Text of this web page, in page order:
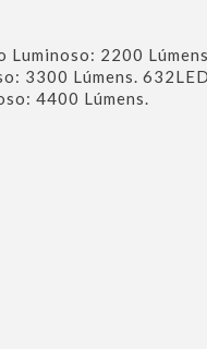
Luminoso: 2200
3300 Lúmens.
4400 Lúmens.